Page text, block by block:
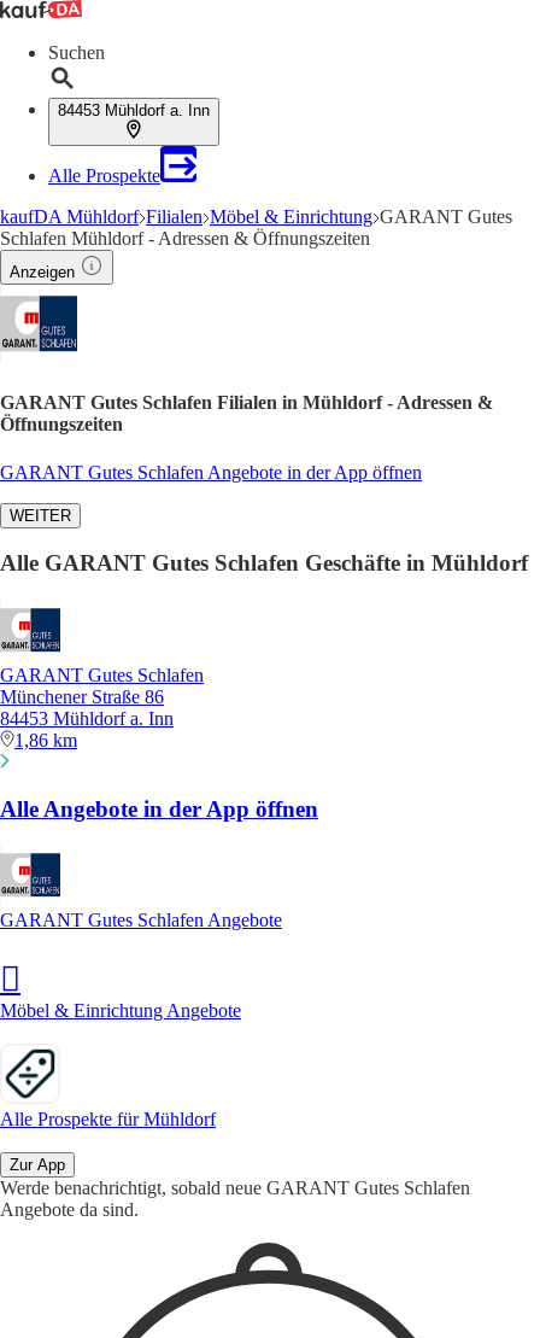
Suchen
84453 Mühldorf a. Inn
Alle Prospekte
kaufDA Mühldorf Filialen Möbel & Einrichtung GARANT Gutes
Schlafen Mühldorf - Adressen & Öffnungszeiten
Anzeigen
GARANT Gutes Schlafen Filialen in Mühldorf - Adressen &
Öffnungszeiten
GARANT Gutes Schlafen Angebote in der App öffnen
WEITER
Alle GARANT Gutes Schlafen Geschäfte in Mühldorf
GARANT Gutes Schlafen
Münchener Straße 86
84453 Mühldorf a. Inn
1,86 km
Alle Angebote in der App öffnen
GARANT Gutes Schlafen Angebote
Möbel & Einrichtung Angebote
Alle Prospekte für Mühldorf
Zur App
Werde benachrichtigt, sobald neue GARANT Gutes Schlafen
Angebote da sind.